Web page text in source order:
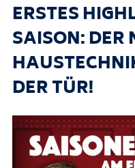
ERSTES
SAISON: DER
DER TÜR!